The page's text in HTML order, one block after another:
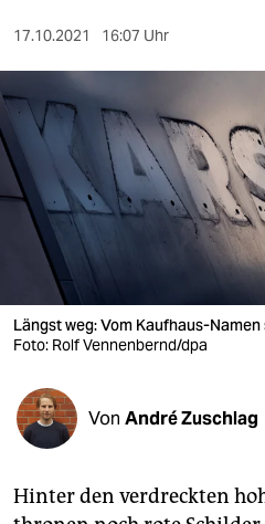
sport
berlin
nord
wahrheit
verlag
verlag
veranstaltungen
shop
fragen & hilfe
unterstützen
17.10.2021 16:07 Uhr
Längst weg: Vom Kaufhaus-
Foto: Rolf Vennenbernd/dpa
Von André Zuschlag
Hinter den verdreckten